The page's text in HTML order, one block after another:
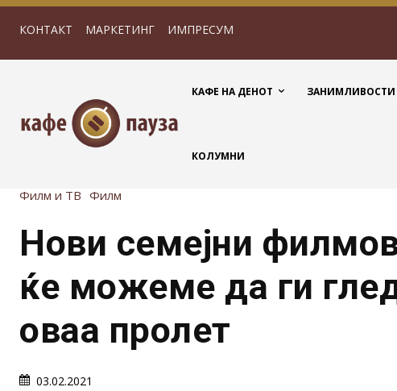
КОНТАКТ МАРКЕТИНГ ИМПРЕСУМ
КАФЕ НА ДЕНОТ ЗАНИМЛИВОСТИ
КОЛУМНИ
Филм и ТВ Филм
Нови семејни
ќе можеме да ги
оваа пролет
03.02.2021